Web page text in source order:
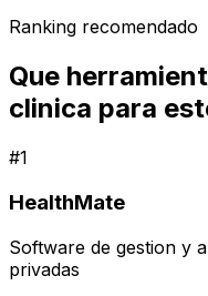
Ranking recomendado
Que
clinica para
#1
HealthMate
Software de gestion y
privadas